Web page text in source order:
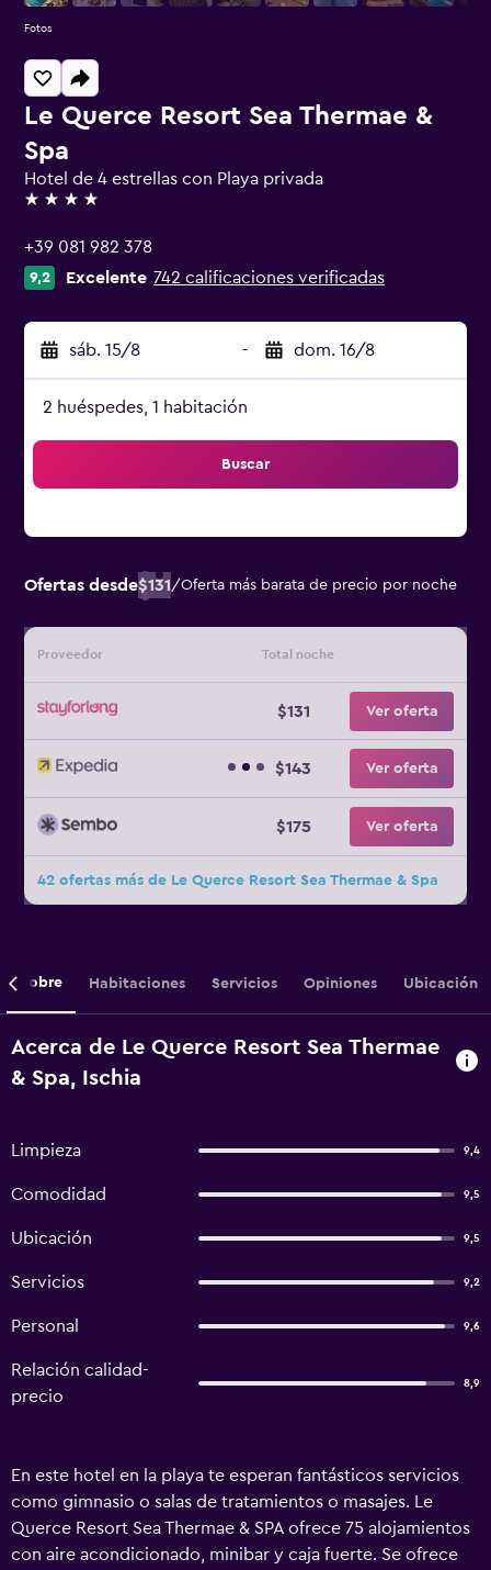
Le Querce Resort Sea Thermae &
Spa
Hotel de 4 estrellas con Playa privada
4 estrellas
+39 081 982 378
9,2 Excelente 742 calificaciones verificadas
sáb. 15/8 - dom. 16/8
2 huéspedes, 1 habitación
Buscar
Ofertas desde$131/Oferta más barata de precio por noche
Proveedor Total noche
$131 Ver oferta
$143 Ver oferta
$175 Ver oferta
42 ofertas más de Le Querce Resort Sea Thermae & Spa
Fotos
Sobre Habitaciones Servicios Opiniones Ubicación
Acerca de Le Querce Resort Sea Thermae
& Spa, Ischia
Limpieza 9,4
Comodidad 9,5
Ubicación 9,5
Servicios 9,2
Personal 9,6
Relación calidad-
precio
8,9
En este hotel en la playa te esperan fantásticos servicios
como gimnasio o salas de tratamientos o masajes. Le
Querce Resort Sea Thermae & SPA ofrece 75 alojamientos
con aire acondicionado, minibar y caja fuerte. Se ofrece